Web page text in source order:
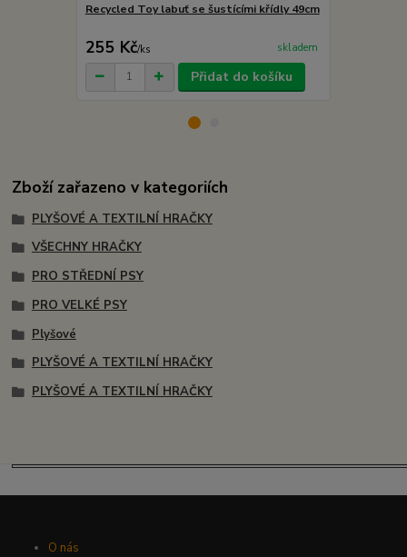
Recycled Toy labuť se šustícími křídly 49cm
255 Kč/ks skladem
Přidat do košíku
Zboží zařazeno v kategoriích
PLYŠOVÉ A TEXTILNÍ HRAČKY
VŠECHNY HRAČKY
PRO STŘEDNÍ PSY
PRO VELKÉ PSY
Plyšové
PLYŠOVÉ A TEXTILNÍ HRAČKY
PLYŠOVÉ A TEXTILNÍ HRAČKY
O nás